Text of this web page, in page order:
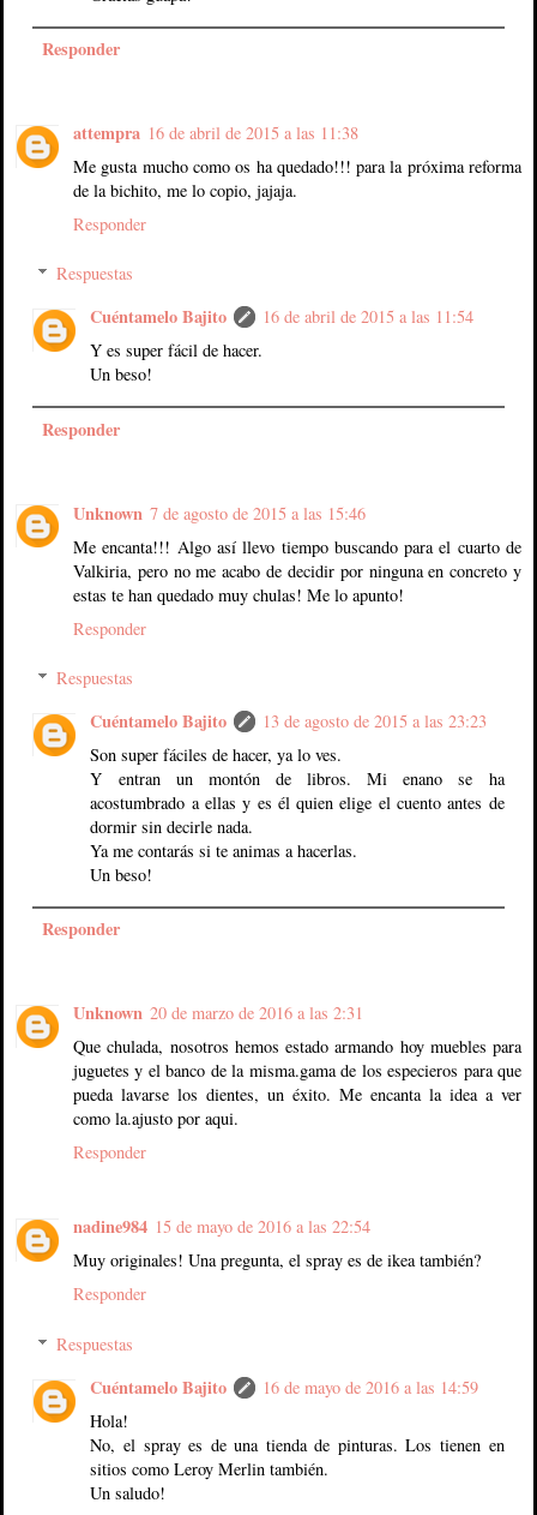
Responder
attempra 16 de abril de 2015 a las 11:38
Me gusta mucho como os ha quedado!!! para la próxima reforma
de la bichito, me lo copio, jajaja.
Responder
Respuestas
Cuéntamelo Bajito
16 de abril de 2015 a las 11:54
Y es super fácil de hacer.
Un beso!
Responder
Unknown 7 de agosto de 2015 a las 15:46
Me encanta!!! Algo así llevo tiempo buscando para el cuarto de
Valkiria, pero no me acabo de decidir por ninguna en concreto y
estas te han quedado muy chulas! Me lo apunto!
Responder
Respuestas
Cuéntamelo Bajito
13 de agosto de 2015 a las 23:23
Son super fáciles de hacer, ya lo ves.
Y entran un montón de libros. Mi enano se ha
acostumbrado a ellas y es él quien elige el cuento antes de
dormir sin decirle nada.
Ya me contarás si te animas a hacerlas.
Un beso!
Responder
Unknown 20 de marzo de 2016 a las 2:31
Que chulada, nosotros hemos estado armando hoy muebles para
juguetes y el banco de la misma.gama de los especieros para que
pueda lavarse los dientes, un éxito. Me encanta la idea a ver
como la.ajusto por aqui.
Responder
nadine984 15 de mayo de 2016 a las 22:54
Muy originales! Una pregunta, el spray es de ikea también?
Responder
Respuestas
Cuéntamelo Bajito
16 de mayo de 2016 a las 14:59
Hola!
No, el spray es de una tienda de pinturas. Los tienen en
sitios como Leroy Merlin también.
Un saludo!